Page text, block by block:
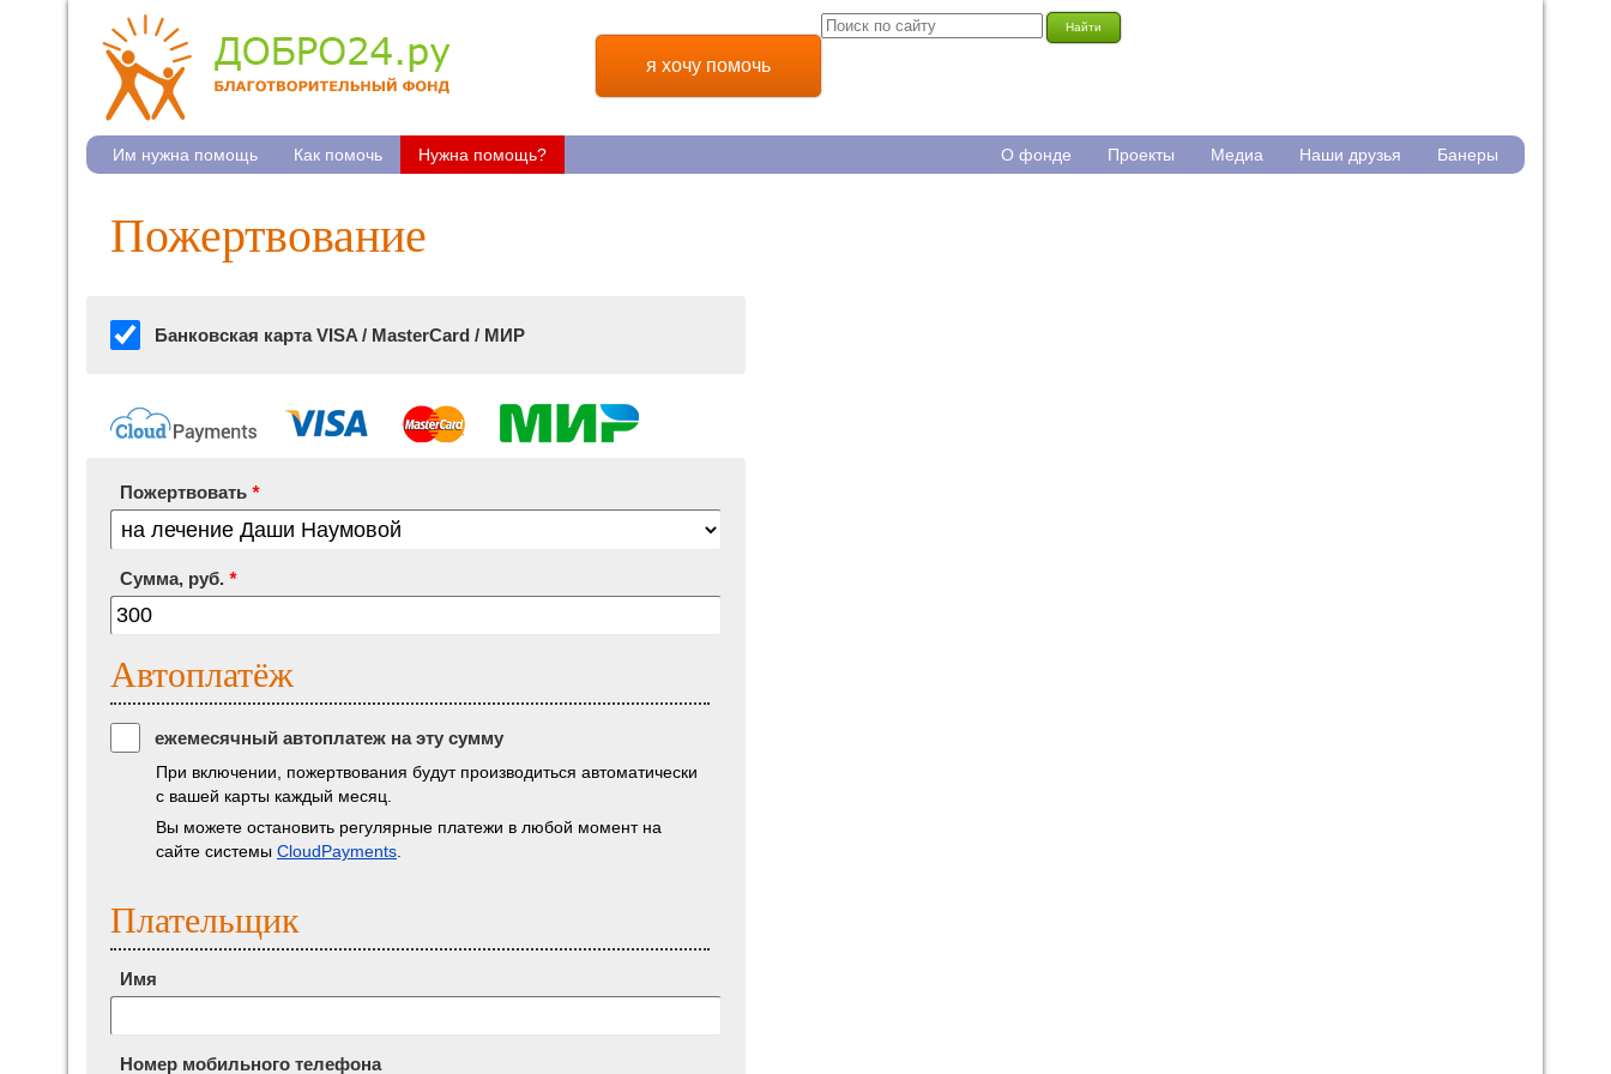
я хочу помочь
Найти
Им нужна помощь Как помочь Нужна помощь? О фонде Проекты Медиа Наши друзья Банеры
Пожертвование
Банковская карта VISA / MasterCard / МИР
Пожертвовать *
Сумма, руб. *
Автоплатёж
ежемесячный автоплатеж на эту сумму
При включении, пожертвования будут производиться автоматически
с вашей карты каждый месяц.
Вы можете остановить регулярные платежи в любой момент на
сайте системы CloudPayments
Плательщик
Имя
Номер мобильного телефона